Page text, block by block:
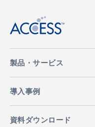
製品・サービス
導入事例
資料ダウンロード